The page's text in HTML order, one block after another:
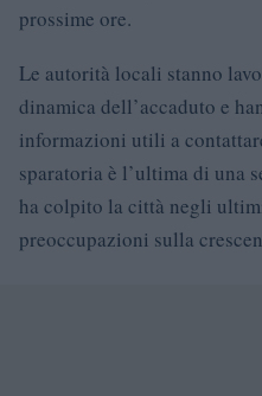
prossime ore.
Le autorità locali stanno
dinamica dell’accaduto e
informazioni utili a
sparatoria è l’ultima di una
ha colpito la città negli
preoccupazioni sulla